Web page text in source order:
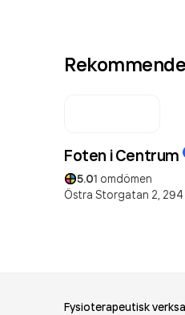
Foten i Centrum
5.01 omdömen
Östra Storgatan 2, 294
Fysioterapeutisk